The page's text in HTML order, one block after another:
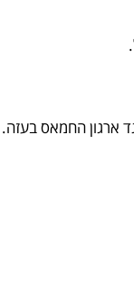
ארגון החמאס בעזה.